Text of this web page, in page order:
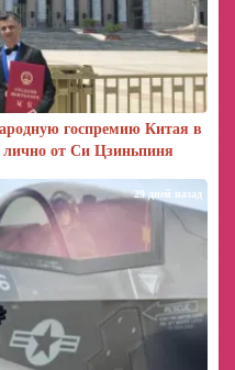
госпремию Китая в
от Си Цзиньпиня
29 дней назад